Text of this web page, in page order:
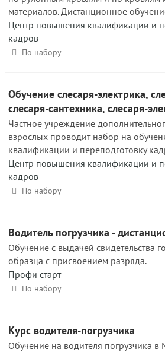
материалов. Дистанционное
Центр повышения квалификации и
кадров
По набору
Обучение слесаря-электрика,
слесаря-сантехника, слесаря-
Частное учреждение
взрослых проводит набор на
квалификации и переподготовку
Центр повышения квалификации и
кадров
По набору
Водитель погрузчика -
Обучение с выдачей свидетельства
образца с присвоением разряда.
Профи старт
По набору
Курс водителя-погрузчика
Обучение на водителя погрузчика